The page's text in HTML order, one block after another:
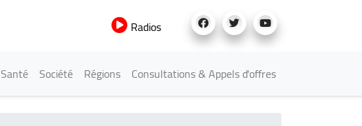
Radios
Santé Société Régions Consultations & Appels d'offres